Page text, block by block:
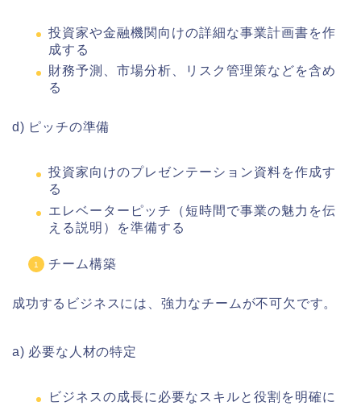
投資家や金融機関向けの詳細な事業計画書を作
成する
財務予測、市場分析、リスク管理策などを含め
る
d) ピッチの準備
投資家向けのプレゼンテーション資料を作成す
る
エレベーターピッチ（短時間で事業の魅力を伝
える説明）を準備する
チーム構築
成功するビジネスには、強力なチームが不可欠です。
a) 必要な人材の特定
ビジネスの成長に必要なスキルと役割を明確に